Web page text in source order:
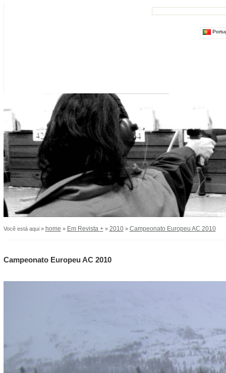
Você está aqui » home » Em Revista +» 2010» Campeonato Europeu AC 2010
Campeonato Europeu AC 2010